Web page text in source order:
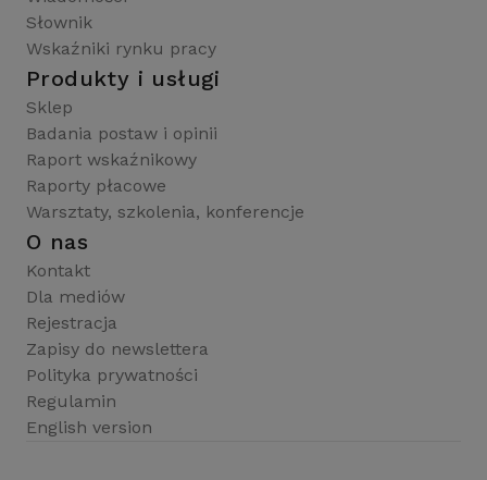
Słownik
Wskaźniki rynku pracy
Produkty i usługi
Sklep
Badania postaw i opinii
Raport wskaźnikowy
Raporty płacowe
Warsztaty, szkolenia, konferencje
O nas
Kontakt
Dla mediów
Rejestracja
Zapisy do newslettera
Polityka prywatności
Regulamin
English version